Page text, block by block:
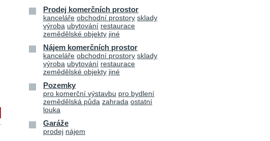
Prodej komerčních prostor
kanceláře obchodní prostory sklady
výroba ubytování restaurace
zemědělské objekty jiné
Nájem komerčních prostor
kanceláře obchodní prostory sklady
výroba ubytování restaurace
zemědělské objekty jiné
Pozemky
pro komerční výstavbu pro bydlení
zemědělská půda zahrada ostatní
louka
Garáže
prodej nájem